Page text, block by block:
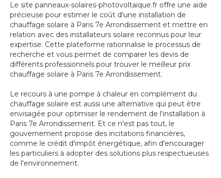
Le site panneaux-solaires-photovoltaique.fr offre une aide
précieuse pour estimer le coût d'une installation de
chauffage solaire à Paris 7e Arrondissement et mettre en
relation avec des installateurs solaire reconnus pour leur
expertise. Cette plateforme rationnalise le processus de
recherche et vous permet de comparer les devis de
différents professionnels pour trouver le meilleur prix
chauffage solaire à Paris 7e Arrondissement.
Le recours à une pompe à chaleur en complément du
chauffage solaire est aussi une alternative qui peut être
envisagée pour optimiser le rendement de l'installation à
Paris 7e Arrondissement. Et ce n'est pas tout, le
gouvernement propose des incitations financières,
comme le crédit d'impôt énergétique, afin d'encourager
les particuliers à adopter des solutions plus respectueuses
de l'environnement.